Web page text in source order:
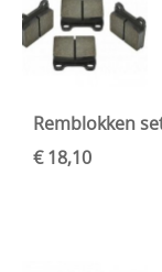
Remblokken
€ 18,10